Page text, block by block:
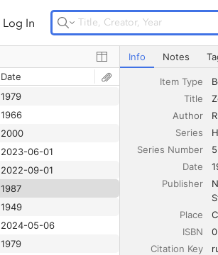
Log In Upgrade Storage
Date
1994
1979
1966
2000
2023-06-01
2022-09-01
1987
1949
2024-05-06
1979
Zoroastrianism in
Info Notes
Item Type
Title
Author
Series
Series Number
5
Date
Publisher
Place
ISBN
Citation Key